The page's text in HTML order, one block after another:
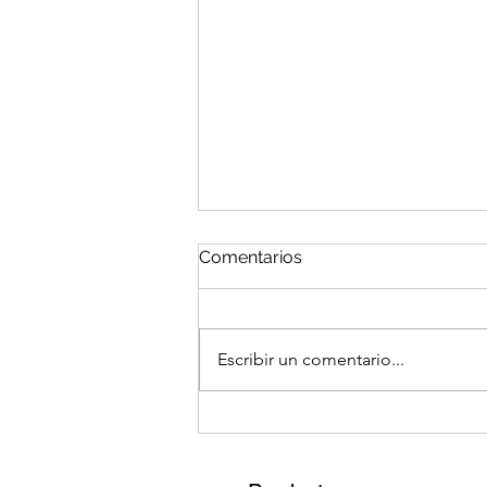
Comentarios
Escribir un comentario...